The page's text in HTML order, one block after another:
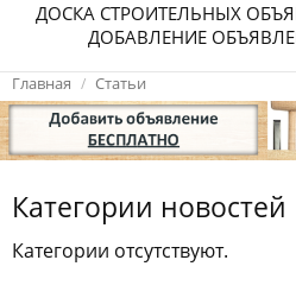
ДОСКА СТРОИТЕЛЬНЫХ
ДОБАВЛЕНИЕ
Главная Статьи
Категории новостей
Категории отсутствуют.